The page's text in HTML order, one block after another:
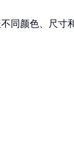
同颜色、尺寸